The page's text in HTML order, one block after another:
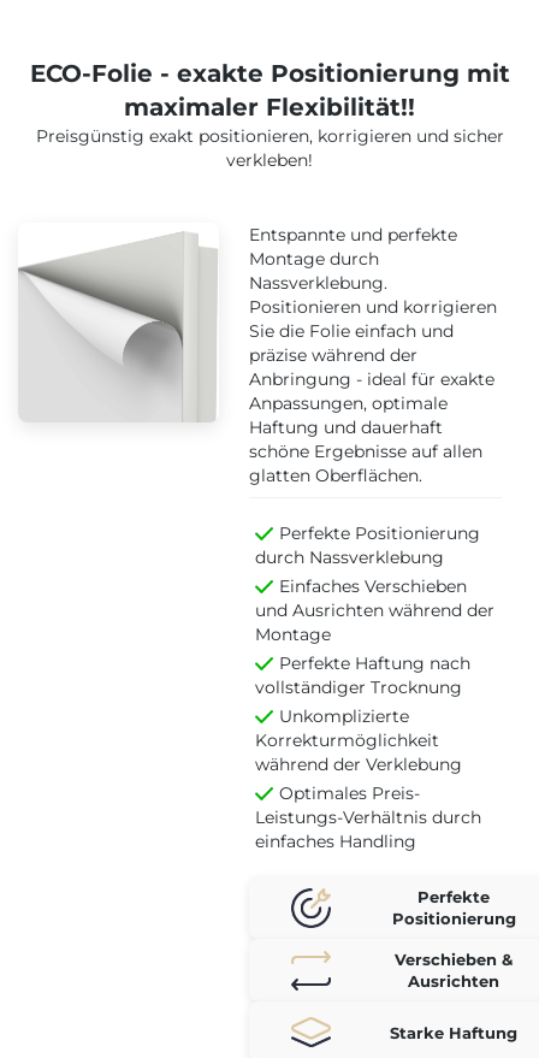
ECO-Folie - exakte Positionierung mit
maximaler Flexibilität!!
Preisgünstig exakt positionieren, korrigieren und sicher
verkleben!
Entspannte und perfekte
Montage durch
Nassverklebung.
Positionieren und korrigieren
Sie die Folie einfach und
präzise während der
Anbringung - ideal für exakte
Anpassungen, optimale
Haftung und dauerhaft
schöne Ergebnisse auf allen
glatten Oberflächen.
Perfekte Positionierung
durch Nassverklebung
Einfaches Verschieben
und Ausrichten während der
Montage
Perfekte Haftung nach
vollständiger Trocknung
Unkomplizierte
Korrekturmöglichkeit
während der Verklebung
Optimales Preis-
Leistungs-Verhältnis durch
einfaches Handling
Perfekte
Positionierung
Verschieben &
Ausrichten
Starke Haftung